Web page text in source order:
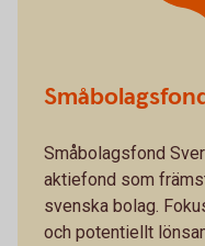
Småbolagsfond
aktiefond som
svenska bolag.
och potentiellt